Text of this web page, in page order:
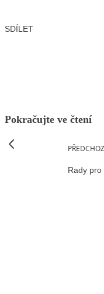
SDÍLET
Pokračujte ve čtení
Rady